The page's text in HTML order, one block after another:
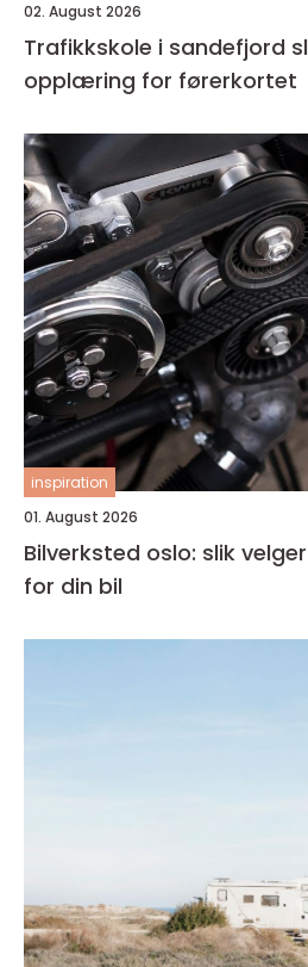
02. August 2026
Trafikkskole i sandefjord slik finner du riktig
opplæring for førerkortet
inspiration
01. August 2026
Bilverksted oslo: slik
for din bil